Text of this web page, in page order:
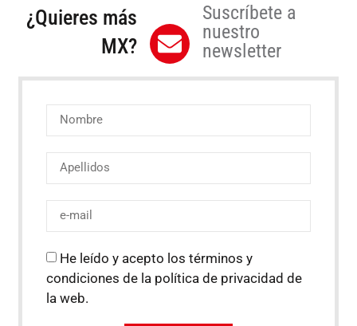
¿Quieres más
MX?
Suscríbete a
nuestro
newsletter
He leído y acepto los términos y
condiciones de la política de privacidad de
la web.